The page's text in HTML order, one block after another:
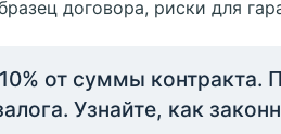
договора, риски для
от суммы
Узнайте, как